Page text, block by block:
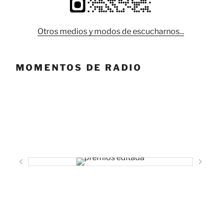
Otros medios y modos de escucharnos...
MOMENTOS DE RADIO